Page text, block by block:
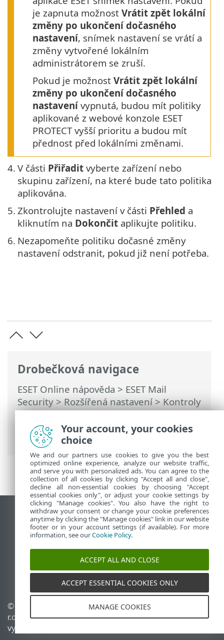
Drobečková navigace
ESET Online nápověda > ESET Mail
Security>Rozšířená nastavení>Kontroly
>Cíle kontroly serveru ESET konzole pro
vzdálenou správu> Dočasná změna
nastavení
je zapnuta možnost Vrátit zpět lokální
změny po ukončení dočasného
nastavení, snímek nastavení se vrátí a
změny vytvořené lokálním
administrátorem se zruší.
Pokud je možnost Vrátit zpět lokální
změny po ukončení dočasného
nastavenívypnutá, budou mít politiky
aplikované z webové konzole ESET
PROTECT vyšší prioritu a budou mít
přednost před lokálními změnami.
4. V části Přiřadit vyberte zařízení nebo
skupinu zařízení, na které bude tato politika
aplikována.
5. Zkontrolujte nastavení v části Přehled a
kliknutím na Dokončit aplikujte politiku.
6. Nezapomeňte politiku dočasné změny
nastavení odstranit, pokud již není potřeba.
Zobrazit verzi pro počítač
End of Life
ESET Databáze znalostí
ESET Forum
ESET Status Portal
Regionální podpora
© 1992 - 2026 ESET, spol. s
r.o. - Všechna práva
vyhrazena.
Spravovat cookies
Zásady používání souborů
Your account, your cookies
choice
We and our partners use cookies to give you the best
optimized online experience, analyze our website traffic,
and serve you with personalized ads. You can agree to the
collection of all cookies by clicking "Accept all and close",
decline all non-essential cookies by choosing "Accept
essential cookies only", or adjust your cookie settings by
clicking "Manage cookies". You also have the right to
withdraw your consent or change your cookie preferences
anytime by clicking the "Manage cookies" link in our website
footer or in your account settings (if available). For more
information, see ourCookie Policy.
ACCEPT ALL AND CLOSE
ACCEPT ESSENTIAL COOKIES ONLY
MANAGE COOKIES